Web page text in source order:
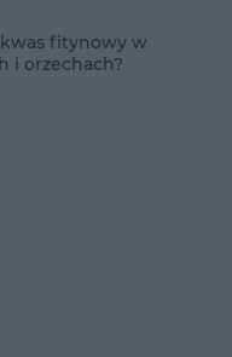
fitynowy w
i orzechach?